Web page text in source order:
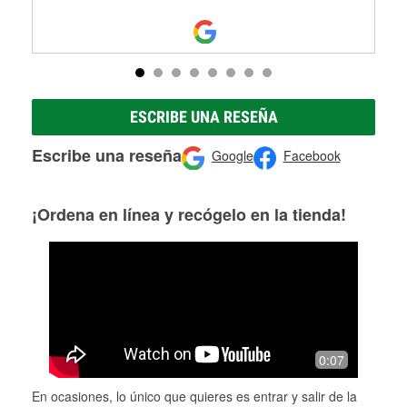
ESCRIBE UNA RESEÑA
Escribe una reseña Google Facebook
¡Ordena en línea y recógelo en la tienda!
0:07
En ocasiones, lo único que quieres es entrar y salir de la